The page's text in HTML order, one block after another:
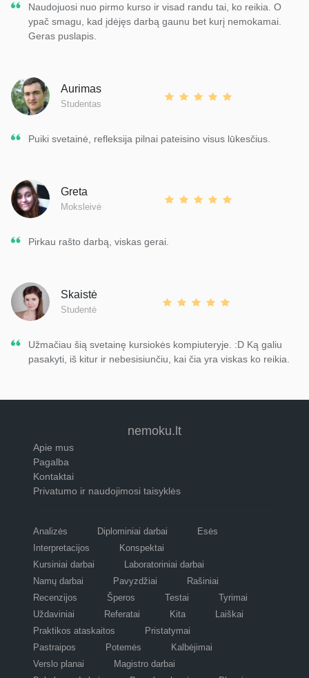
Naudojuosi nuo pirmo kurso ir visad randu tai, ko reikia. O
ypač smagu, kad įdėjęs darbą gaunu bet kurį nemokamai.
Geras puslapis.
Aurimas
Studentas
Puiki svetainė, refleksija pilnai pateisino visus lūkesčius.
Greta
Moksleivė
Pirkau rašto darbą, viskas gerai.
Skaistė
Studentė
Užmačiau šią svetainę kursiokės kompiuteryje. :D Ką galiu
pasakyti, iš kitur ir nebesisiunčiu, kai čia yra viskas ko reikia.
nemoku.lt
Apie mus
Pagalba
Kontaktai
Privatumo ir naudojimosi taisyklės
Analizės Diplominiai darbai
Esės
Interpretacijos
Konspektai
Kursiniai darbai
Laboratoriniai darbai
Namų darbai
Pavyzdžiai
Rašiniai
Recenzijos
Šperos Testai
Tyrimai
Uždaviniai
Referatai Kita
Laiškai
Praktikos ataskaitos
Pristatymai
Pastraipos
Potemės
Kalbėjimai
Verslo planai
Magistro darbai